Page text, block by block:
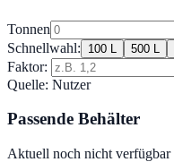
Tonnen
Schnellwahl:
100 L 500 L
Faktor:
Quelle: Nutzer
Passende Behälter
Aktuell noch nicht verfügbar